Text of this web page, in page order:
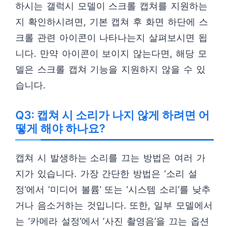
하시는 갤럭시 모델이 스크롤 캡쳐를 지원하는
지 확인하시려면, 기본 캡쳐 후 화면 하단에 스
크롤 관련 아이콘이 나타나는지 살펴보시면 됩
니다. 만약 아이콘이 보이지 않는다면, 해당 모
델은 스크롤 캡쳐 기능을 지원하지 않을 수 있
습니다.
Q3: 캡쳐 시 소리가 나지 않게 하려면 어
떻게 해야 하나요?
캡쳐 시 발생하는 소리를 끄는 방법은 여러 가
지가 있습니다. 가장 간단한 방법은 ‘소리 설
정’에서 ‘미디어 볼륨’ 또는 ‘시스템 소리’를 낮추
거나 음소거하는 것입니다. 또한, 일부 모델에서
는 ‘카메라 설정’에서 ‘사진 촬영음’을 끄는 옵션